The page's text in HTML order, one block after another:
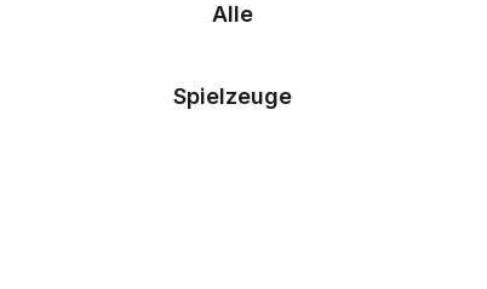
Alle
Spielzeuge